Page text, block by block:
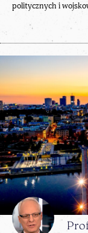
politycznych i